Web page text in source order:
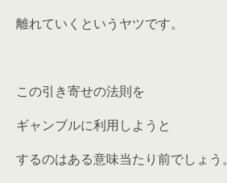
離れていくというヤツです。
この引き寄せの法則を
ギャンブルに利用しようと
するのはある意味当たり前でしょう。